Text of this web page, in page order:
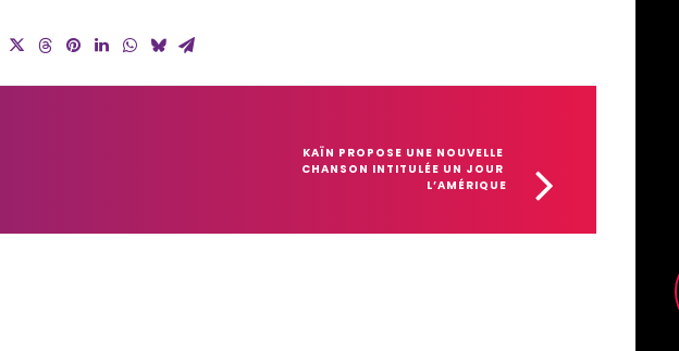
KAÏN PROPOSE UNE NOUVELLE
CHANSON INTITULÉE UN JOUR
L’AMÉRIQUE